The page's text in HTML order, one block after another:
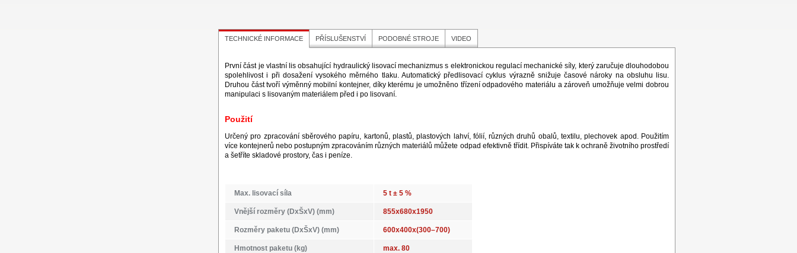
TECHNICKÉ INFORMACE PŘÍSLUŠENSTVÍ PODOBNÉ STROJE VIDEO
První část je vlastní lis obsahující hydraulický lisovací mechanizmus s elektronickou regulací mechanické síly, který zaručuje dlouhodobou
spolehlivost i při dosažení vysokého měrného tlaku. Automatický předlisovací cyklus výrazně snižuje časové nároky na obsluhu lisu.
Druhou část tvoří výměnný mobilní kontejner, díky kterému je umožněno třízení odpadového materiálu a zároveň umožňuje velmi dobrou
manipulaci s lisovaným materiálem před i po lisovaní.
Použití
Určený pro zpracování sběrového papíru, kartonů, plastů, plastových lahví, fólií, různých druhů obalů, textilu, plechovek apod. Použitím
více kontejnerů nebo postupným zpracováním různých materiálů můžete odpad efektivně třídit. Přispíváte tak k ochraně životního prostředí
a šetříte skladové prostory, čas i peníze.
Max. lisovací síla 5 t ± 5 %
Vnější rozměry (DxŠxV) (mm) 855x680x1950
Rozměry paketu (DxŠxV) (mm) 600x400x(300–700)
Hmotnost paketu (kg) max. 80